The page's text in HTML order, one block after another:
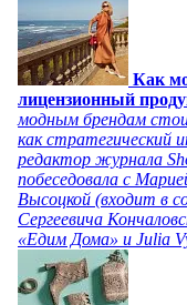
Как
лицензионный
модным брендам
как стратегический
редактор журнала
побеседовала с
Высоцкой (входит в
Сергеевича
«Едим Дома» и Julia